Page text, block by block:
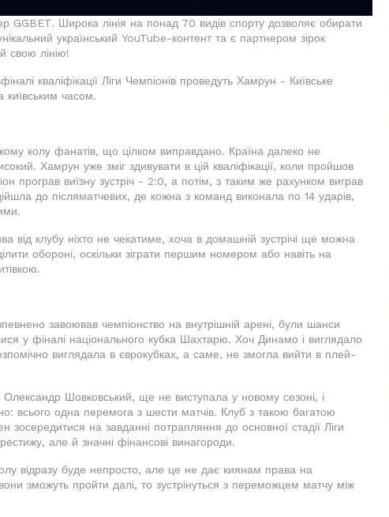
GGBET. Широка лінія на понад 70 видів спорту дозволяє обирати
український YouTube-контент та є партнером зірок
свою лінію!
кваліфікації Ліги Чемпіонів проведуть Хамрун - Київське
часом.
колу фанатів, що цілком виправдано. Країна далеко не
Хамрун уже зміг здивувати в цій кваліфікації, коли пройшов
програв виїзну зустріч - 2:0, а потім, з таким же рахунком виграв
до післяматчевих, де кожна з команд виконала по 14 ударів,
від клубу ніхто не чекатиме, хоча в домашній зустрічі ще можна
обороні, оскільки зіграти першим номером або навіть на
завоював чемпіонство на внутрішній арені, були шанси
у фіналі національного кубка Шахтарю. Хоч Динамо і виглядало
виглядала в єврокубках, а саме, не змогла вийти в плей-
Шовковський, ще не виступала у новому сезоні, і
всього одна перемога з шести матчів. Клуб з такою багатою
зосередитися на завданні потрапляння до основної стадії Ліги
але й значні фінансові винагороди.
відразу буде непросто, але це не дає киянам права на
зможуть пройти далі, то зустрінуться з переможцем матчу між